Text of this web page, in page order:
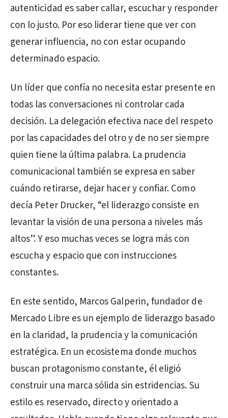
autenticidad es saber callar, escuchar y responder
con lo justo. Por eso liderar tiene que ver con
generar influencia, no con estar ocupando
determinado espacio.
Un líder que confía no necesita estar presente en
todas las conversaciones ni controlar cada
decisión. La delegación efectiva nace del respeto
por las capacidades del otro y de no ser siempre
quien tiene la última palabra. La prudencia
comunicacional también se expresa en saber
cuándo retirarse, dejar hacer y confiar. Como
decía Peter Drucker, “el liderazgo consiste en
levantar la visión de una persona a niveles más
altos”. Y eso muchas veces se logra más con
escucha y espacio que con instrucciones
constantes.
En este sentido, Marcos Galperin, fundador de
Mercado Libre es un ejemplo de liderazgo basado
en la claridad, la prudencia y la comunicación
estratégica. En un ecosistema donde muchos
buscan protagonismo constante, él eligió
construir una marca sólida sin estridencias. Su
estilo es reservado, directo y orientado a